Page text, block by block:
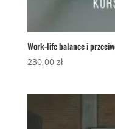
Work-life balance i
230,00 zł